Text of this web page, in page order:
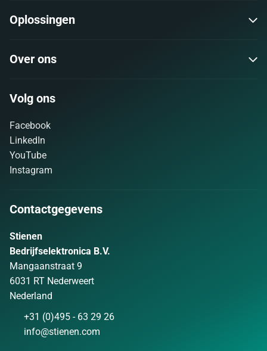
Oplossingen
Over ons
Volg ons
Facebook
LinkedIn
YouTube
Instagram
Contactgegevens
Stienen
Bedrijfselektronica B.V.
Mangaanstraat 9
6031 RT Nederweert
Nederland
+31 (0)495 - 63 29 26
info@stienen.com